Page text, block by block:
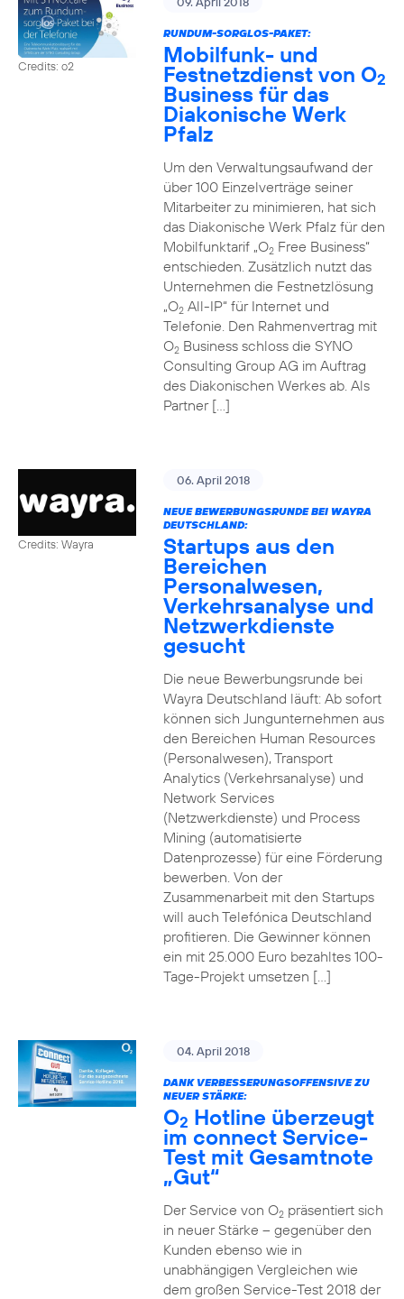
Credits: o2
RUNDUM-SORGLOS-PAKET:
Mobilfunk- und
Festnetzdienst von O2
Business für das
Diakonische Werk
Pfalz
Um den Verwaltungsaufwand der
über 100 Einzelverträge seiner
Mitarbeiter zu minimieren, hat sich
das Diakonische Werk Pfalz für den
Mobilfunktarif „O2Free Business“
entschieden. Zusätzlich nutzt das
Unternehmen die Festnetzlösung
„O2All-IP“ für Internet und
Telefonie. Den Rahmenvertrag mit
O2Business schloss die SYNO
Consulting Group AG im Auftrag
des Diakonischen Werkes ab. Als
Partner […]
Credits: Wayra
06. April 2018
NEUE BEWERBUNGSRUNDE BEI WAYRA
DEUTSCHLAND:
Startups aus den
Bereichen
Personalwesen,
Verkehrsanalyse und
Netzwerkdienste
gesucht
Die neue Bewerbungsrunde bei
Wayra Deutschland läuft: Ab sofort
können sich Jungunternehmen aus
den Bereichen Human Resources
(Personalwesen), Transport
Analytics (Verkehrsanalyse) und
Network Services
(Netzwerkdienste) und Process
Mining (automatisierte
Datenprozesse) für eine Förderung
bewerben. Von der
Zusammenarbeit mit den Startups
will auch Telefónica Deutschland
profitieren. Die Gewinner können
ein mit 25.000 Euro bezahltes 100-
Tage-Projekt umsetzen […]
04. April 2018
DANK VERBESSERUNGSOFFENSIVE ZU
NEUER STÄRKE:
O2 Hotline überzeugt
im connect Service-
Test mit Gesamtnote
„Gut“
Der Service von O2präsentiert sich
in neuer Stärke – gegenüber den
Kunden ebenso wie in
unabhängigen Vergleichen wie
dem großen Service-Test 2018 der